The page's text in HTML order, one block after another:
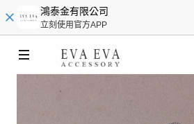
鴻泰金有限公司
立刻使用官方APP